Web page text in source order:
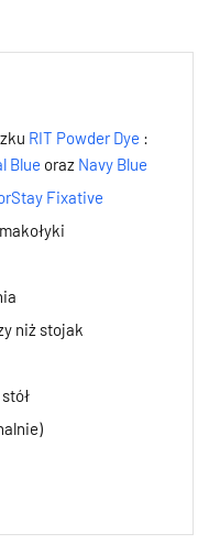
RIT Powder Dye :
Blue oraz Navy Blue
Fixative
niż stojak